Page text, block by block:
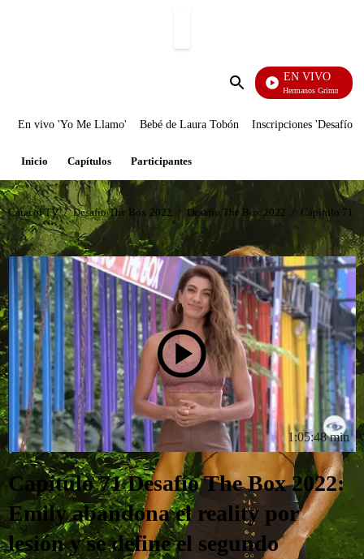
Enviar
EN VIVO
En vivo 'Yo Me Llamo' Bebé de Laura Tobón Inscripciones 'Desafío'
Inicio Capítulos Participantes
Caracol TV / Desafío The Box 2022 / Desafío The Box 2022 / Capítulo 71
1:05:48 min
Capítulo 71 Desafío The Box 2022:
Emily abandona el reality por
lesión y se define el segundo